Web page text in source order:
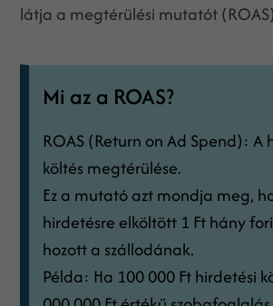
látja a megtérülési mutatót
Mi az a ROAS?
ROAS (Return on Ad Spend): A
költés megtérülése.
Ez a mutató azt mondja meg,
hirdetésre elköltött 1 Ft hány
hozott a szállodának.
Példa: Ha 100 000 Ft hirdetési